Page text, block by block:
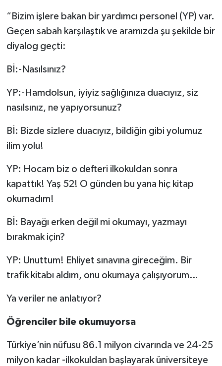
“Bizim işlere bakan bir yardımcı personel (YP) var.
Geçen sabah karşılaştık ve aramızda şu şekilde bir
diyalog geçti:
Bİ:-Nasılsınız?
YP:-Hamdolsun, iyiyiz sağlığınıza duacıyız, siz
nasılsınız, ne yapıyorsunuz?
Bİ: Bizde sizlere duacıyız, bildiğin gibi yolumuz
ilim yolu!
YP: Hocam biz o defteri ilkokuldan sonra
kapattık! Yaş 52! O günden bu yana hiç kitap
okumadım!
Bİ: Bayağı erken değil mi okumayı, yazmayı
bırakmak için?
YP: Unuttum! Ehliyet sınavına gireceğim. Bir
trafik kitabı aldım, onu okumaya çalışıyorum…
Ya veriler ne anlatıyor?
Öğrenciler bile okumuyorsa
Türkiye’nin nüfusu 86.1 milyon civarında ve 24-25
milyon kadar -ilkokuldan başlayarak üniversiteye